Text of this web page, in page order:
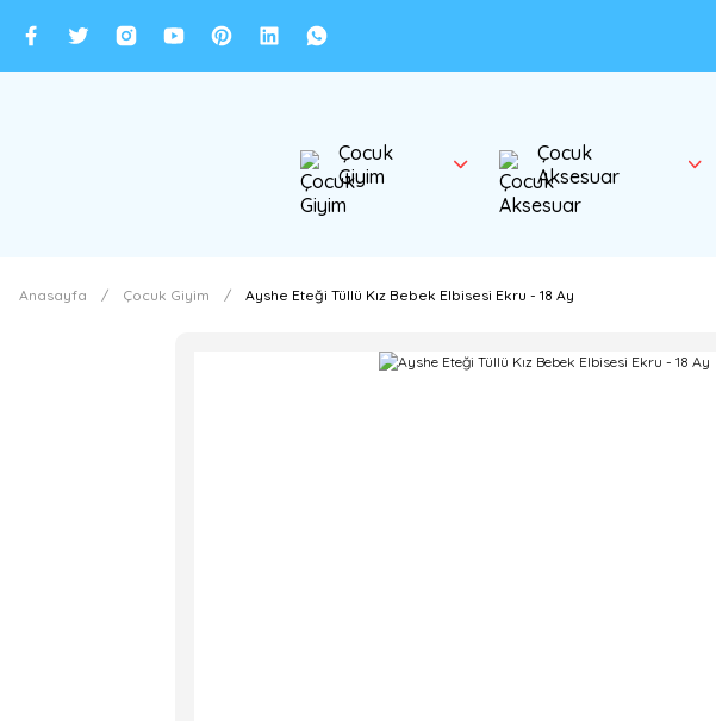
Çocuk
Giyim
Çocuk
Aksesuar
Anasayfa Çocuk Giyim Ayshe Eteği Tüllü Kız Bebek Elbisesi Ekru - 18 Ay